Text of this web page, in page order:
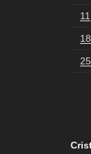
11
18
25